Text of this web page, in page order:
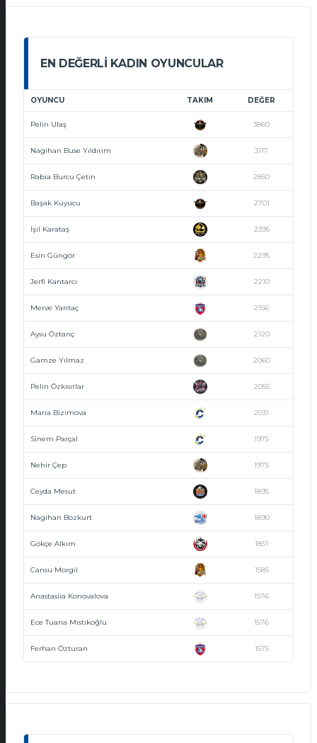
EN DEĞERLI KADIN OYUNCULAR
OYUNCU TAKIM DEĞER
Pelin Ulaş 3860
Nagihan Buse Yıldırım 3117
Rabia Burcu Çetin 2850
Başak Kuyucu 2701
Işıl Karataş 2395
Esin Güngör 2295
Jerfi Kantarcı 2210
Merve Yantaç 2156
Aysu Öztanç 2120
Gamze Yılmaz 2060
Pelin Özkısırlar 2055
Maria Bizimova 2031
Sinem Parçal 1975
Nehir Çep 1975
Ceyda Mesut 1895
Nagihan Bozkurt 1890
Gökçe Alkım 1851
Cansu Morgil 1585
Anastasiia Konovalova 1576
Ece Tuana Mıstıkoğlu 1576
Ferhan Özturan 1575